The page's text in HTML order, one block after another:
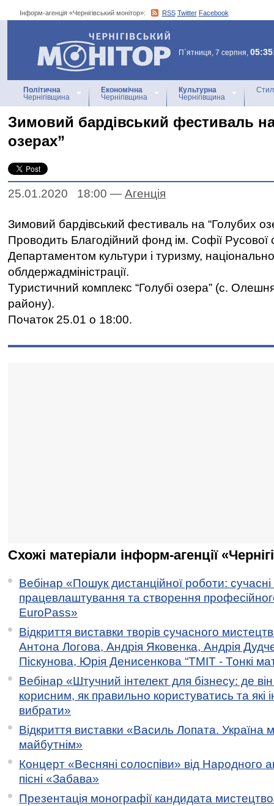
Інформ-агенція «Чернігівський монітор»: RSS Twitter Facebook
Інформ-агенція
«Чернігівський монітор»
П`ятниця, 7 серпня,
Політична
Чернігівщина
Економічна
Чернігівщина
Культурна
Чернігівщина
Зимовий бардівський фестиваль
озерах”
25.01.2020 18:00 — Агенцiя
Зимовий бардівський фестиваль на “Голубих
Проводить Благодійний фонд ім. Софії Русової
Департаментом культури і туризму,
облдержадміністрації.
Туристичний комплекс “Голубі озера” (с.
району).
Початок 25.01 о 18:00.
Схожі матеріали інформ-агенції
Вебінар «Пошук дистанційної роботи:
працевлаштування та створення
EuroPass»
Відкриття виставки творів сучасного
Антона Логова, Андрія Яковенка, Андрія
Піскунова, Юрія Денисенкова “ТМІТ - Тонкі
Вебінар «Штучний інтелект для бізнесу: де
корисним, як правильно користуватись та які
вибрати»
Відкриття виставки «Василь Лопата. Україна
майбутнім»
Концерт «Весняні солоспіви» від Народного
пісні «Забава»
Презентація монографії кандидата